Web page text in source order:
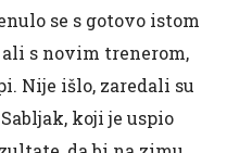
se s gotovo istom
ali s novim trenerom,
Nije išlo, zaredali su
koji je uspio